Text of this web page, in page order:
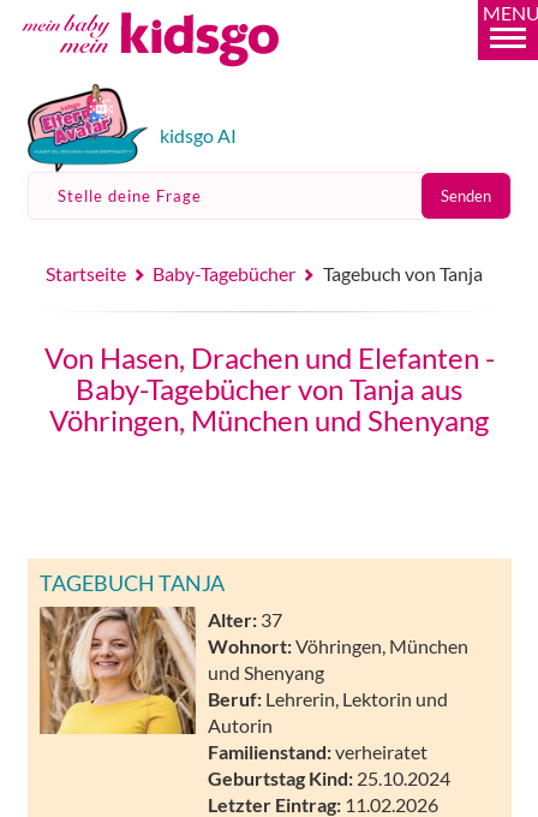
kidsgo AI
Stelle deine Frage Senden
Startseite Baby-Tagebücher Tagebuch von Tanja
Von Hasen, Drachen und Elefanten -
Baby-Tagebücher von Tanja aus
Vöhringen, München und Shenyang
TAGEBUCH TANJA
Alter: 37
Wohnort:Vöhringen, München
und Shenyang
Beruf: Lehrerin, Lektorin und
Autorin
Familienstand:verheiratet
Geburtstag Kind: 25.10.2024
Letzter Eintrag: 11.02.2026